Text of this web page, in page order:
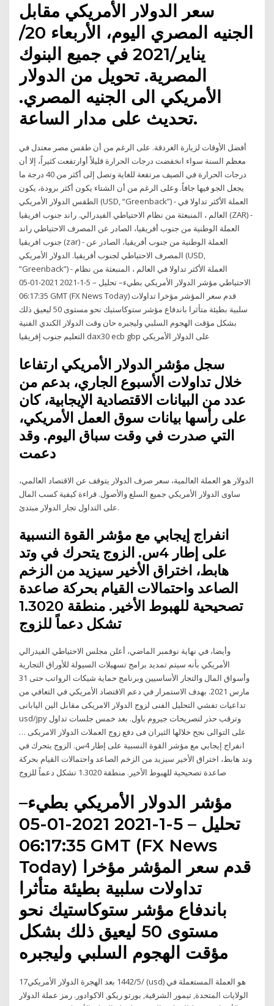
سعر الدولار الأمريكي مقابل
الجنيه المصري اليوم، الأربعاء 20/
يناير/2021 في جميع البنوك
المصرية. تحويل من الدولار
الأمريكي الى الجنيه المصري.
تحديث على مدار الساعة.
أفضل الأوقات لزيارة الغردقة. على الرغم من أن طقس مصر معتدل في
معظم السنة سواء انخفضت درجات الحرارة قليلاً أوارتفعت كثيراً، إلا أن
درجات الحرارة في الصيف مرتفعة للغاية وتصل إلى أكثر من 40 درجة ما
يجعل الجو فيها جافاً. وعلى الرغم من أن الشتاء يكون أكثر برودة، يكون
الطقس الدولار الأمريكي (USD, “Greenback”) - العملة الأكثر تداولا في
العالم ، المنبعثة من نظام الاحتياطي الفيدرالي. راند جنوب افريقيا (ZAR) -
العملة الوطنية من جنوب أفريقيا، الصادر عن المصرف الاحتياطي راند
جنوب افريقيا (zar) - العملة الوطنية من جنوب أفريقيا، الصادر عن
المصرف الاحتياطي لجنوب أفريقيا. الدولار الأمريكي (USD,
“Greenback”) - العملة الأكثر تداولا في العالم ، المنبعثة من نظام
الاحتياطي مؤشر الدولار الأمريكي بطيء– تحليل – 5-1-2021 2021-01-05
06:17:35 GMT (FX News Today) قدم سعر المؤشر مؤخرا تداولات
سلبية بطيئة متأثرا باندفاع مؤشر ستوكاستيك نحو مستوى 50 ليعيق ذلك
بشكل مؤقت الهجوم السلبي وليجبره حان وقت الدولار الكندي الفنية
التعليم جنوب إفريقيا dax30 ecb gbp على الدولار الأمريكي
سجل مؤشر الدولار الأمريكي ارتفاعا
خلال تداولات الأسبوع الجاري، بدعم من
عدد من البيانات الاقتصادية الإيجابية، كان
على رأسها بيانات سوق العمل الأمريكي،
التي صدرت في وقت سباق اليوم. وقد
دعمت
الدولار هو العملة العالمية، سعر صرف الدولار يتوقف عن الاقتصاد العالمي،
ساوى الدولار الأمريكي جميع السلع والأصول. قراءة كيفية كسب المال
على التداول تجار الدولار مبتدئ.
انفراج إيجابي مع مؤشر القوة النسبية
على إطار 4س. الزوج يتحرك في وتد
هابط، اختراق الأخير سيزيد من الزخم
الصاعد واحتمالات القيام بحركة صاعدة
تصحيحية للهبوط الأخير. منطقة 1.3020
تشكل دعماً للزوج
وأيضا، في نهاية نوفمبر الماضي، أعلن مجلس الاحتياطي الفيدرالي
الأمريكي بأنه سيتم تمديد برامج تسهيلات السيولة للأوراق التجارية
وأسواق المال والتجار الأساسيين وبرنامج حماية شيكات الرواتب حتى 31
مارس 2021. بهدف الاستمرار في دعم الاقتصاد الأمريكي في التعافي من
تداعيات تفشي التحليل الفنى لزوج الدولار الامريكى مقابل الين اليابانى
usd/jpy وترقب حذر لتصريحات جيروم باول. بعد خمس جلسات تداول
على التوالى نجح خلالها الثيران فى دفع زوج العملات الدولار الامريكى …
انفراج إيجابي مع مؤشر القوة النسبية على إطار 4س. الزوج يتحرك في
وتد هابط، اختراق الأخير سيزيد من الزخم الصاعد واحتمالات القيام بحركة
صاعدة تصحيحية للهبوط الأخير. منطقة 1.3020 تشكل دعماً للزوج
مؤشر الدولار الأمريكي بطيء–
تحليل – 5-1-2021 2021-01-05
06:17:35 GMT (FX News
Today) قدم سعر المؤشر مؤخرا
تداولات سلبية بطيئة متأثرا
باندفاع مؤشر ستوكاستيك نحو
مستوى 50 ليعيق ذلك بشكل
مؤقت الهجوم السلبي وليجبره
17‏‏/5‏‏/1442 بعد الهجرة الدولار الأمريكي (usd) هو العملة المستعملة في
الولايات المتحدة, تيمور الشرقية, بورتو ريكو, الاكوادور. رمز عملة الدولار